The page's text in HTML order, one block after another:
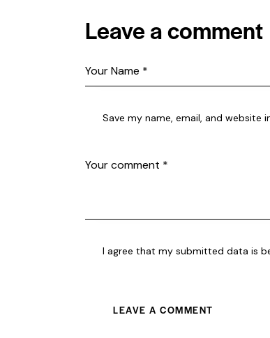
Leave a comment
Save my name, email, and
I agree that my submitted data is